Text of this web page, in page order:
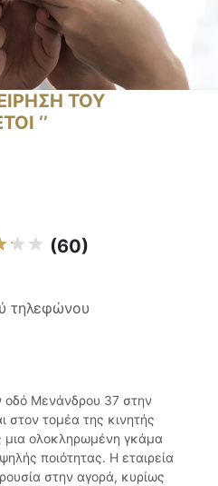
ΤΟΥ
‘’
(60)
τηλεφώνου
οδό Μενάνδρου 37 στην
στον τομέα της κινητής
ολοκληρωμένη γκάμα
ποιότητας. Η εταιρεία
στην αγορά, κυρίως